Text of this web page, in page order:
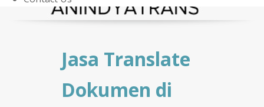
Jasa Translate
Dokumen di